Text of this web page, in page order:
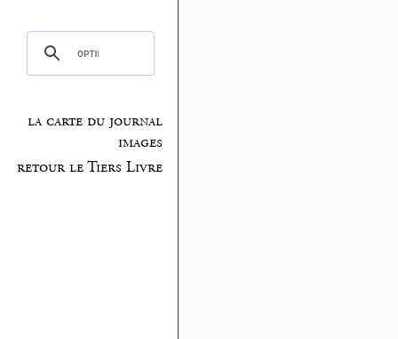
la carte du journal
images
retour le Tiers Livre